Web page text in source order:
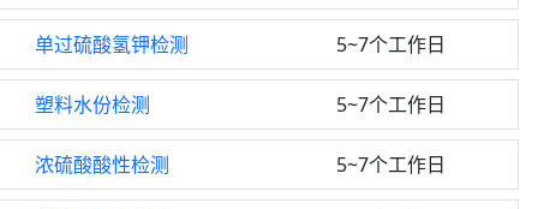
单过硫酸氢钾检测 5~7个工作日
塑料水份检测 5~7个工作日
浓硫酸酸性检测 5~7个工作日